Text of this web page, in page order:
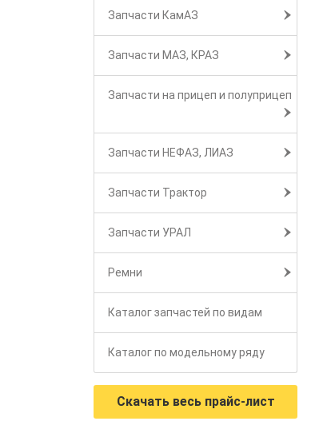
Запчасти КамАЗ
Запчасти МАЗ, КРАЗ
Запчасти на прицеп и полуприцеп
Запчасти НЕФАЗ, ЛИАЗ
Запчасти Трактор
Запчасти УРАЛ
Ремни
Каталог запчастей по видам
Каталог по модельному ряду
Скачать весь прайс-лист